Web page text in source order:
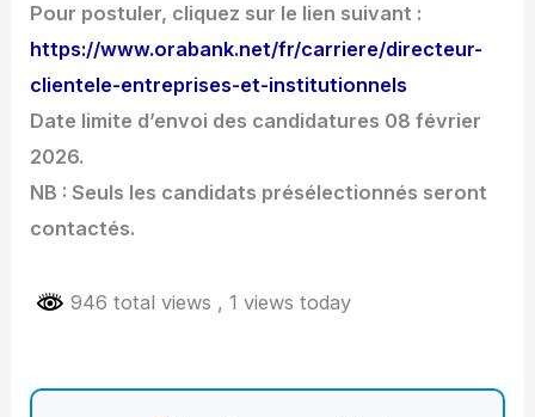
Pour postuler, cliquez sur le lien suivant :
https://www.orabank.net/fr/carriere/directeur-
clientele-entreprises-et-institutionnels
Date limite d’envoi des candidatures 08 février
2026.
NB : Seuls les candidats présélectionnés seront
contactés.
946 total views , 1 views today